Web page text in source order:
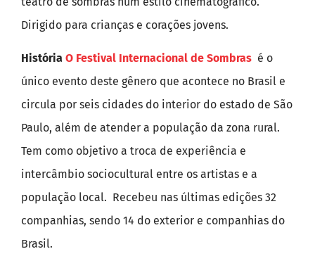
Dirigido para crianças e corações jovens.
História O Festival Internacional de Sombras é o
único evento deste gênero que acontece no Brasil e
circula por seis cidades do interior do estado de São
Paulo, além de atender a população da zona rural.
Tem como objetivo a troca de experiência e
intercâmbio sociocultural entre os artistas e a
população local. Recebeu nas últimas edições 32
companhias, sendo 14 do exterior e companhias do
Brasil.